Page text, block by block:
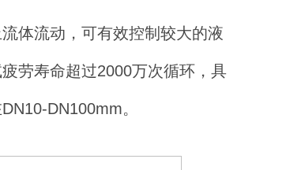
体流动，可有效控制较大的液
劳寿命超过2000万次循环，具
DN100mm。